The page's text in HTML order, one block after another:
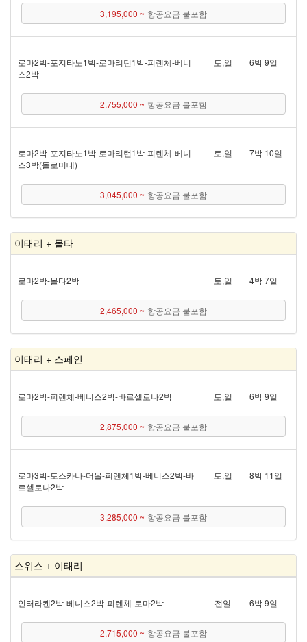
3,195,000 ~ 항공요금 불포함
로마 2박 - 포지타노 1박 - 로마리턴 1박 - 피렌체 - 베니
스 2박
토,일 6박 9일
2,755,000 ~ 항공요금 불포함
로마 2박 - 포지타노 1박 - 로마리턴 1박 - 피렌체 - 베니
스 3박(돌로미테)
토,일 7박 10일
3,045,000 ~ 항공요금 불포함
이태리 + 몰타
로마 2박 - 몰타 2박 토,일 4박 7일
2,465,000 ~ 항공요금 불포함
이태리 + 스페인
로마 2박 - 피렌체 - 베니스 2박 - 바르셀로나 2박 토,일 6박 9일
2,875,000 ~ 항공요금 불포함
로마 3박 - 토스카나 - 더몰 - 피렌체 1박 - 베니스 2박 - 바
르셀로나 2박
토,일 8박 11일
3,285,000 ~ 항공요금 불포함
스위스 + 이태리
인터라켄 2박 - 베니스 2박 - 피렌체 - 로마 2박 전일 6박 9일
2,715,000 ~ 항공요금 불포함